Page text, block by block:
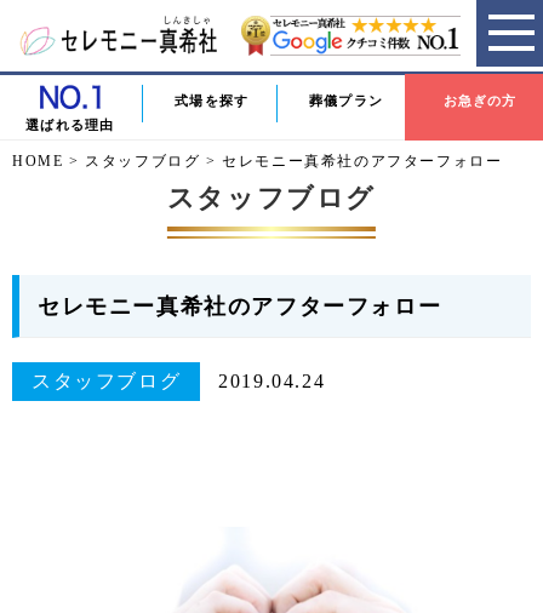
選ばれる理由
式場を探す 葬儀プラン お急ぎの方
HOME > スタッフブログ >セレモニー真希社のアフターフォロー
スタッフブログ
セレモニー真希社のアフターフォロー
スタッフブログ 2019.04.24